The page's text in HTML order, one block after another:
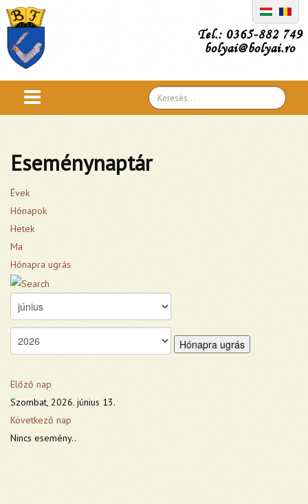
Tel.: 0365-882 749
bolyai@bolyai.ro
Search
...
Eseménynaptár
Évek
Hónapok
Hetek
Ma
Hónapra ugrás
Hónapra ugrás
Előző nap
Szombat, 2026. június 13.
Következő nap
Nincs esemény..